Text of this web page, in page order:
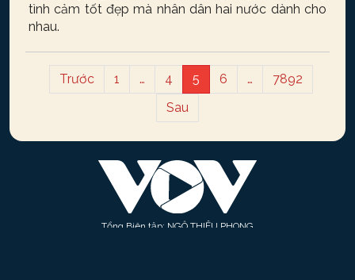
tình cảm tốt đẹp mà nhân dân hai nước dành cho
nhau.
Trước 1 … 4 5 6 …
7892
Sau
Tổng Biên tập: NGÔ THIỆU PHONG